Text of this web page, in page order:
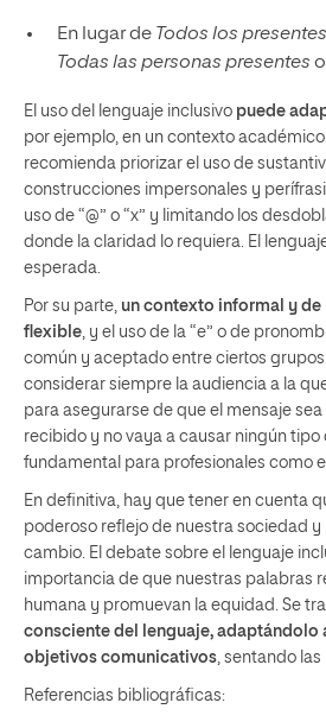
En lugar de Todos los presentes
Todas las personas presentes o
El uso del lenguaje inclusivo puede
por ejemplo, en un contexto
recomienda priorizar el uso de
construcciones impersonales y
uso de “@” o “x” y limitando los
donde la claridad lo requiera. El
esperada.
Por su parte, un contexto informal y de
flexible, y el uso de la “e” o de
común y aceptado entre ciertos
considerar siempre la audiencia a la
para asegurarse de que el mensaje
recibido y no vaya a causar ningún tipo
fundamental para profesionales como el
En definitiva, hay que tener en cuenta
poderoso reflejo de nuestra sociedad y
cambio. El debate sobre el lenguaje
importancia de que nuestras palabras
humana y promuevan la equidad. Se
consciente del lenguaje, adaptándolo
objetivos comunicativos, sentando las
Referencias bibliográficas: